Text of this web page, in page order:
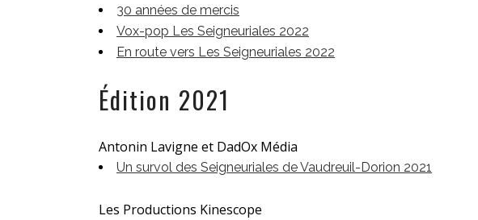
30 années de mercis
Vox-pop Les Seigneuriales 2022
En route vers Les Seigneuriales 2022
Édition 2021
Antonin Lavigne et DadOx Média
Un survol des Seigneuriales de Vaudreuil-Dorion 2021
Les Productions Kinescope